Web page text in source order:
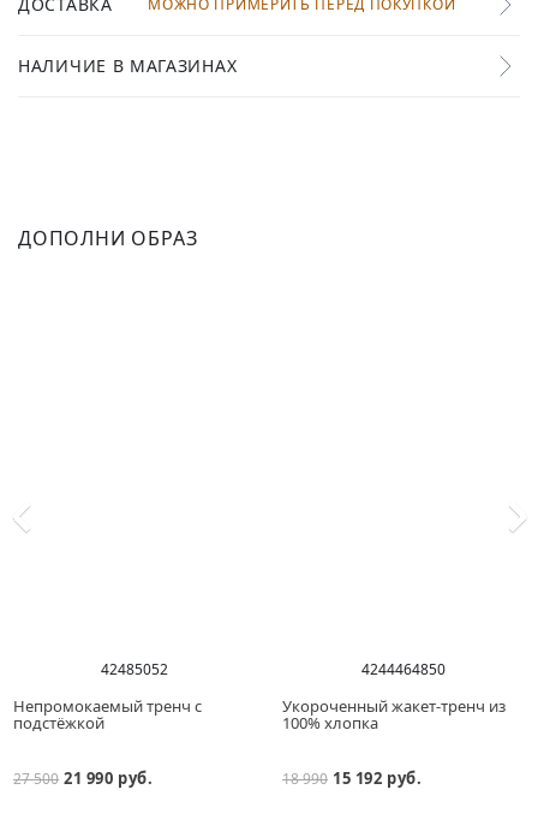
МОЖНО ПРИМЕРИТЬ ПЕРЕД ПОКУПКОЙ
НАЛИЧИЕ В МАГАЗИНАХ
ДОПОЛНИ ОБРАЗ
42485052
Непромокаемый тренч с
подстёжкой
27 500 21 990 руб.
4244464850
Укороченный жакет-тренч из
100% хлопка
18 990 15 192 руб.